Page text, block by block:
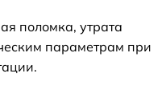
поломка, утрата
параметрам при